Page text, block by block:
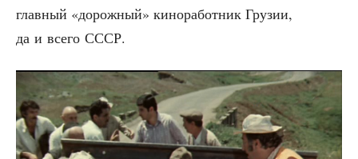
глав­ный «дорож­ный» кино­ра­бот­ник Гру­зии,
да и все­го СССР.